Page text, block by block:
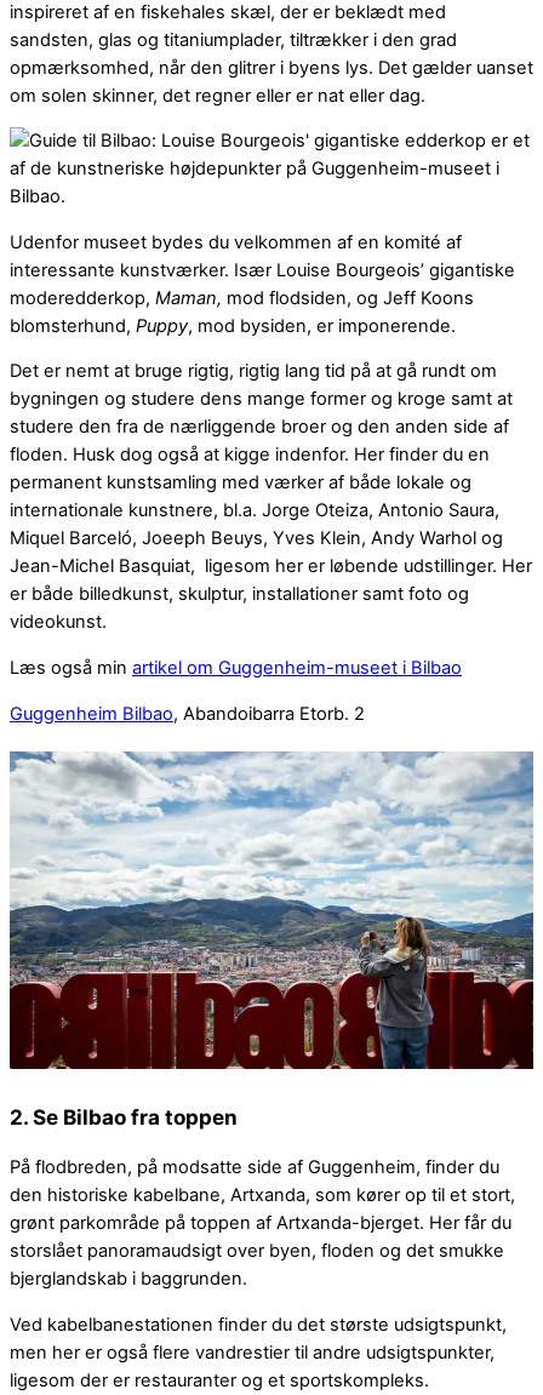
inspireret af en fiskehales skæl, der er beklædt med
sandsten, glas og titaniumplader, tiltrækker i den grad
opmærksomhed, når den glitrer i byens lys. Det gælder uanset
om solen skinner, det regner eller er nat eller dag.
Udenfor museet bydes du velkommen af en komité af
interessante kunstværker. Især Louise Bourgeois’ gigantiske
moderedderkop, Maman, mod flodsiden, og Jeff Koons
blomsterhund, Puppy, mod bysiden, er imponerende.
Det er nemt at bruge rigtig, rigtig lang tid på at gå rundt om
bygningen og studere dens mange former og kroge samt at
studere den fra de nærliggende broer og den anden side af
floden. Husk dog også at kigge indenfor. Her finder du en
permanent kunstsamling med værker af både lokale og
internationale kunstnere, bl.a. Jorge Oteiza, Antonio Saura,
Miquel Barceló, Joeeph Beuys, Yves Klein, Andy Warhol og
Jean-Michel Basquiat, ligesom her er løbende udstillinger. Her
er både billedkunst, skulptur, installationer samt foto og
videokunst.
Læs også min artikel om Guggenheim-museet i Bilbao
Guggenheim Bilbao, Abandoibarra Etorb. 2
2. Se Bilbao fra toppen
På flodbreden, på modsatte side af Guggenheim, finder du
den historiske kabelbane, Artxanda, som kører op til et stort,
grønt parkområde på toppen af Artxanda-bjerget. Her får du
storslået panoramaudsigt over byen, floden og det smukke
bjerglandskab i baggrunden.
Ved kabelbanestationen finder du det største udsigtspunkt,
men her er også flere vandrestier til andre udsigtspunkter,
ligesom der er restauranter og et sportskompleks.